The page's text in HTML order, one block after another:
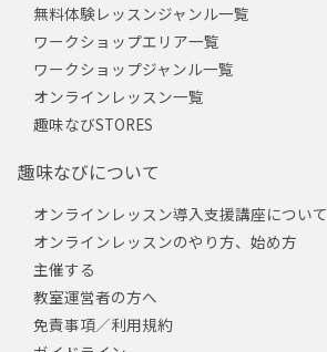
無料体験レッスンジャンル一覧
ワークショップエリア一覧
ワークショップジャンル一覧
オンラインレッスン一覧
趣味なびSTORES
趣味なびについて
オンラインレッスン導入支援講座について
オンラインレッスンのやり方、始め方
主催する
教室運営者の方へ
免責事項／利用規約